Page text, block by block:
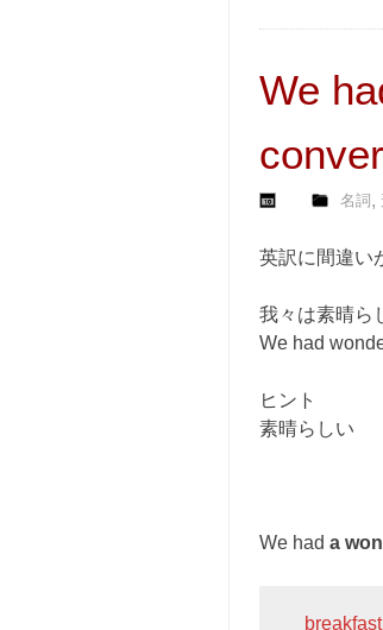
We
名詞 ,
英訳に間違い
我々は素晴ら
We had
ヒント
素晴らしい
We had a